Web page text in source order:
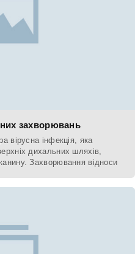
захворювань
вірусна інфекція, яка
дихальних шляхів,
Захворювання відноси